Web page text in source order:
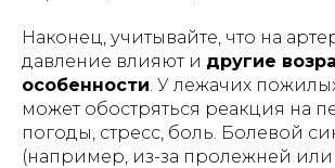
Наконец, учитывайте, что на
давление влияют и другие
особенности. У лежачих
может обостряться реакция на
погоды, стресс, боль. Болевой
(например, из-за пролежней или
ИМЕЮТСЯ ПРОТИВОПОКАЗАНИЯ!
Перед использованием необходимо
ознакомиться с инструкцией и
проконсультироваться с врачом.